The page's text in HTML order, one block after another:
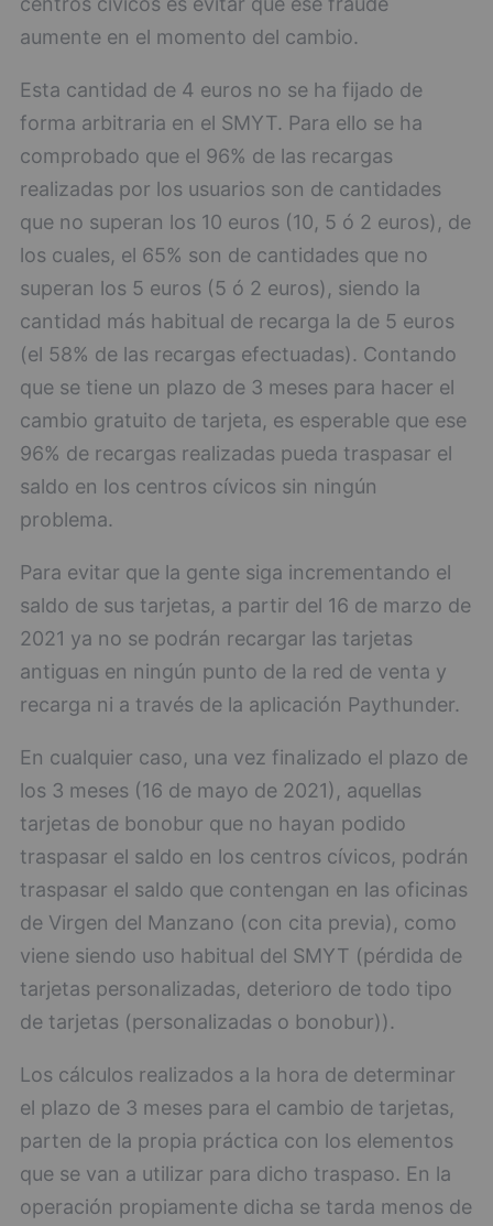
aumente en el momento del cambio.
Esta cantidad de 4 euros no se ha fijado de
forma arbitraria en el SMYT. Para ello se ha
comprobado que el 96% de las recargas
realizadas por los usuarios son de cantidades
que no superan los 10 euros (10, 5 ó 2 euros), de
los cuales, el 65% son de cantidades que no
superan los 5 euros (5 ó 2 euros), siendo la
cantidad más habitual de recarga la de 5 euros
(el 58% de las recargas efectuadas). Contando
que se tiene un plazo de 3 meses para hacer el
cambio gratuito de tarjeta, es esperable que ese
96% de recargas realizadas pueda traspasar el
saldo en los centros cívicos sin ningún
problema.
Para evitar que la gente siga incrementando el
saldo de sus tarjetas, a partir del 16 de marzo de
2021 ya no se podrán recargar las tarjetas
antiguas en ningún punto de la red de venta y
recarga ni a través de la aplicación Paythunder.
En cualquier caso, una vez finalizado el plazo de
los 3 meses (16 de mayo de 2021), aquellas
tarjetas de bonobur que no hayan podido
traspasar el saldo en los centros cívicos, podrán
traspasar el saldo que contengan en las oficinas
de Virgen del Manzano (con cita previa), como
viene siendo uso habitual del SMYT (pérdida de
tarjetas personalizadas, deterioro de todo tipo
de tarjetas (personalizadas o bonobur)).
Los cálculos realizados a la hora de determinar
el plazo de 3 meses para el cambio de tarjetas,
parten de la propia práctica con los elementos
que se van a utilizar para dicho traspaso. En la
operación propiamente dicha se tarda menos de